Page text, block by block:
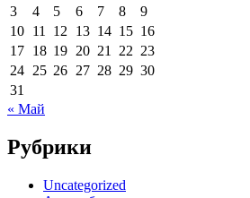
3
4 5 6 7 8
9
10 11 12 13 14 15 16
17 18 19 20 21 22 23
24 25 26 27 28 29 30
31
« Май
Рубрики
Uncategorized